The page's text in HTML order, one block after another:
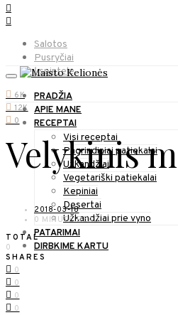
Salotos
Pusryčiai
Į spintelę
6K
12K
0
PRADŽIA
APIE MANE
RECEPTAI
Visi receptai
Pagrindiniai patiekalai
Užkandžiai
Vegetariški patiekalai
Kepiniai
Desertai
Užkandžiai prie vyno
PATARIMAI
DIRBKIME KARTU
Velykinis
2018-03-18
0 MINUTE READ
TOTAL
0
SHARES
0
0
0
0